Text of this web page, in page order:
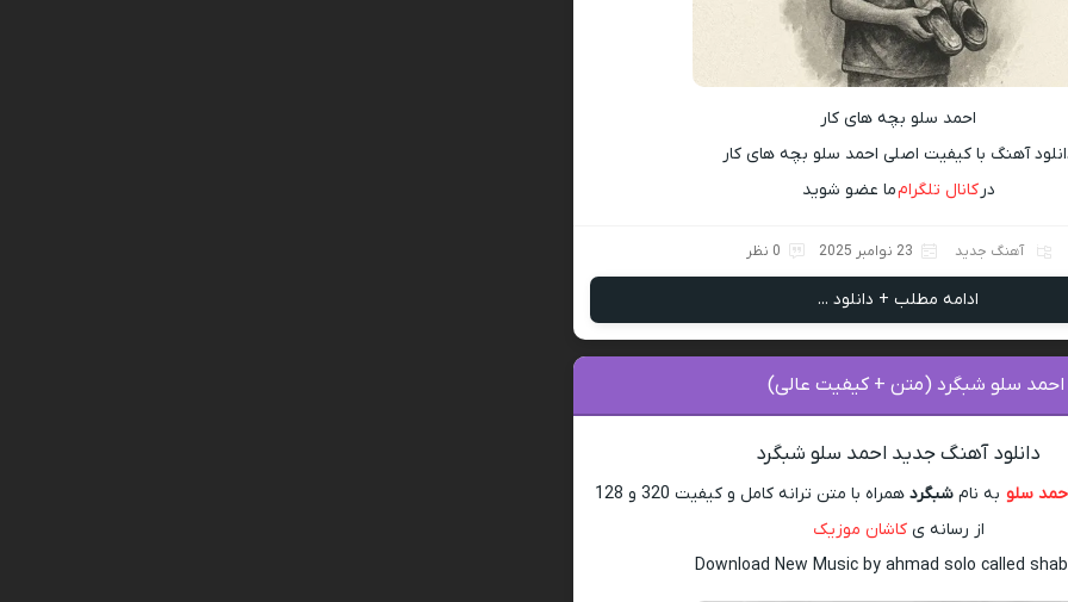
احمد سلو بچه های کار
آهنگ با کیفیت اصلی احمد سلو بچه های کار
درکانال تلگرامما عضو شوید
آهنگ جدید 23 نوامبر 2025 0 نظر
ادامه مطلب + دانلود ...
احمد سلو شبگرد (متن + کیفیت عالی)
دانلود آهنگ جدید احمد سلو شبگرد
سلو به نام شبگرد
همراه با متن ترانه کامل و کیفیت 320 و 128
از رسانه یکاشان موزیک
Download New Music by ahmad solo called